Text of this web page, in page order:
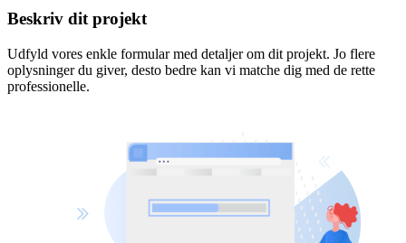
Beskriv dit projekt
Udfyld vores enkle formular med detaljer om dit projekt. Jo flere
oplysninger du giver, desto bedre kan vi matche dig med de rette
professionelle.